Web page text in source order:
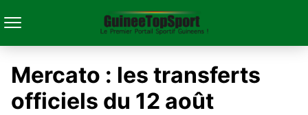
Mercato : les transferts
officiels du 12 août